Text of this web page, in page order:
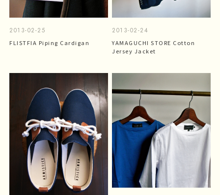
2013-02-25
FLISTFIA Piping Cardigan
2013-02-24
YAMAGUCHI STORE Cotton
Jersey Jacket